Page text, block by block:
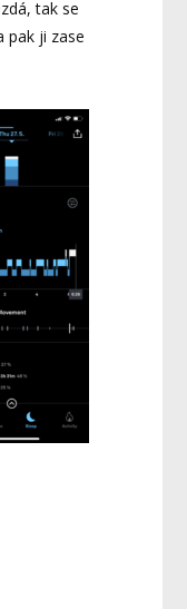
tak se
pak ji zase